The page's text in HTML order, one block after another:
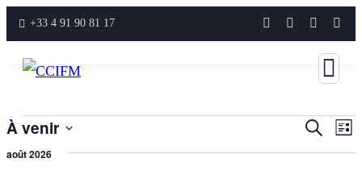
+33 4 91 90 81 17
et
Recherche
de
Liste
À venir
Sélectionnez
août 2026